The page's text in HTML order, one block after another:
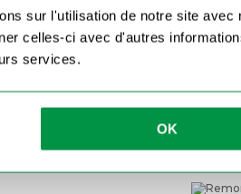
sur l'utilisation de notre site avec
celles-ci avec d'autres
services.
OK